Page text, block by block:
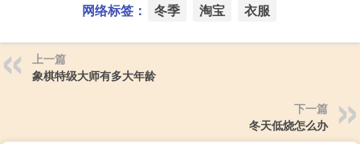
网络标签： 冬季 淘宝 衣服
上一篇
象棋特级大师有多大年龄
下一篇
冬天低烧怎么办